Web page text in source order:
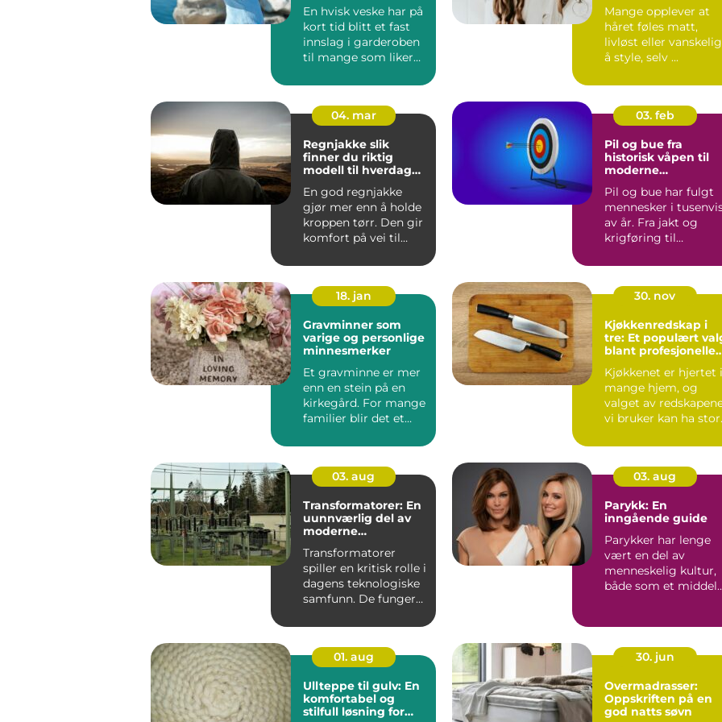
En hvisk veske har på
kort tid blitt et fast
innslag i garderoben
til mange som liker
Mange opplever at
håret føles matt,
livløst eller vanskelig
å style, selv ...
04. mar
Regnjakke slik
finner du riktig
modell til hverdag
En god regnjakke
gjør mer enn å holde
kroppen tørr. Den gir
komfort på vei til
byg...
03. feb
Pil og bue fra
historisk våpen til
moderne
Pil og bue har fulgt
mennesker i
av år. Fra jakt og
krigføring til
hobbybruk...
18. jan
Gravminner som
varige og personlige
minnesmerker
Et gravminne er mer
enn en stein på en
kirkegård. For mange
familier blir det et
30. nov
Kjøkkenredskap i
tre: Et populært
blant profesjonelle
hobbykokker
Kjøkkenet er hjertet i
mange hjem, og
valget av
vi bruker kan ha stor
03. aug
Transformatorer: En
uunnværlig del av
moderne
Transformatorer
spiller en kritisk rolle i
dagens teknologiske
samfunn. De fungerer
03. aug
Parykk: En
inngående guide
Parykker har lenge
vært en del av
menneskelig kultur,
både som et middel
01. aug
Ullteppe til gulv: En
komfortabel og
stilfull løsning for
30. jun
Overmadrasser:
Oppskriften på en
god natts søvn